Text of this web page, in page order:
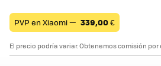
PVP en Xiaomi — 339,00€
El precio podría variar. Obtenemos comisión